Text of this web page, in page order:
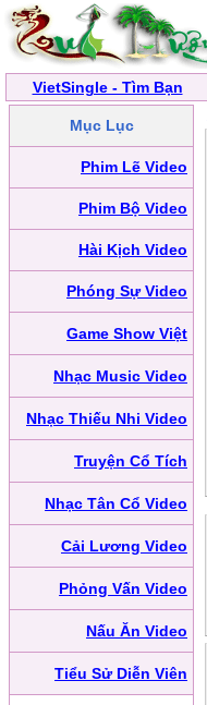
VietSingle - Tìm Bạn
Mục Lục
Phim Lẽ Video
Phim Bộ Video
Hài Kịch Video
Phóng Sự Video
Game Show Việt
Nhạc Music Video
Nhạc Thiếu Nhi Video
Truyện Cổ Tích
Nhạc Tân Cổ Video
Cải Lương Video
Phỏng Vấn Video
Nấu Ăn Video
Tiểu Sử Diễn Viên